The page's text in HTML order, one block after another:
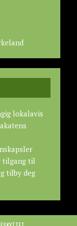
lokalavis
tilgang til
tilby deg